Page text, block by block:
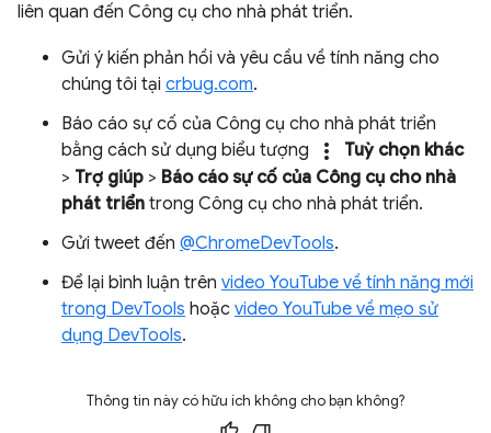
liên quan đến Công cụ cho nhà phát triển.
Gửi ý kiến phản hồi và yêu cầu về tính năng cho
chúng tôi tại crbug.com.
Báo cáo sự cố của Công cụ cho nhà phát triển
bằng cách sử dụng biểu tượng
more_vert
Tuỳ chọn khác
> Trợ giúp > Báo cáo sự cố của Công cụ cho nhà
phát triển trong Công cụ cho nhà phát triển.
Gửi tweet đến @ChromeDevTools.
Để lại bình luận trên video YouTube về tính năng mới
trong DevTools hoặc video YouTube về mẹo sử
dụng DevTools.
Thông tin này có hữu ích không cho bạn không?